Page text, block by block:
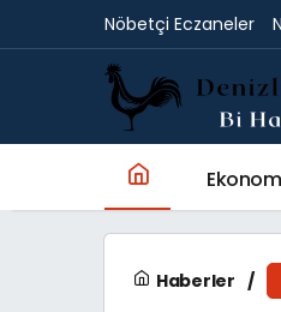
Nöbetçi Eczaneler
Haberler
Büyükşehir,